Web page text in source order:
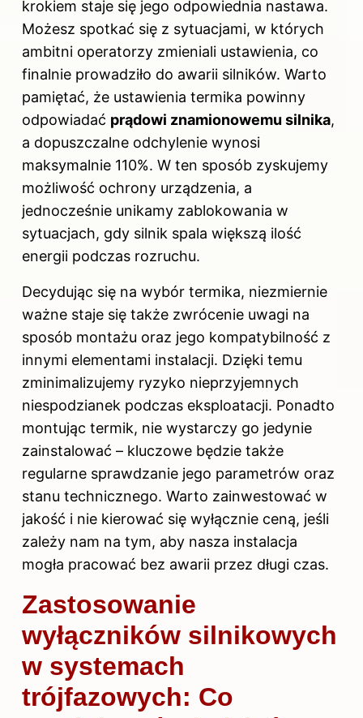
krokiem staje się jego odpowiednia nastawa.
Możesz spotkać się z sytuacjami, w których
ambitni operatorzy zmieniali ustawienia, co
finalnie prowadziło do awarii silników. Warto
pamiętać, że ustawienia termika powinny
odpowiadać prądowi znamionowemu silnika,
a dopuszczalne odchylenie wynosi
maksymalnie 110%. W ten sposób zyskujemy
możliwość ochrony urządzenia, a
jednocześnie unikamy zablokowania w
sytuacjach, gdy silnik spala większą ilość
energii podczas rozruchu.
Decydując się na wybór termika, niezmiernie
ważne staje się także zwrócenie uwagi na
sposób montażu oraz jego kompatybilność z
innymi elementami instalacji. Dzięki temu
zminimalizujemy ryzyko nieprzyjemnych
niespodzianek podczas eksploatacji. Ponadto
montując termik, nie wystarczy go jedynie
zainstalować – kluczowe będzie także
regularne sprawdzanie jego parametrów oraz
stanu technicznego. Warto zainwestować w
jakość i nie kierować się wyłącznie ceną, jeśli
zależy nam na tym, aby nasza instalacja
mogła pracować bez awarii przez długi czas.
Zastosowanie
wyłączników silnikowych
w systemach
trójfazowych: Co